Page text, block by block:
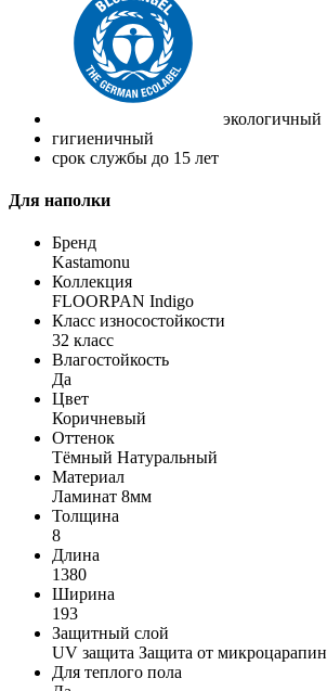
экологичный
гигиеничный
срок службы до 15 лет
Для наполки
Бренд
Kastamonu
Коллекция
FLOORPAN Indigo
Класс износостойкости
32 класс
Влагостойкость
Да
Цвет
Коричневый
Оттенок
Тёмный Натуральный
Материал
Ламинат 8мм
Толщина
8
Длина
1380
Ширина
193
Защитный слой
UV защита Защита от микроцарапин
Для теплого пола